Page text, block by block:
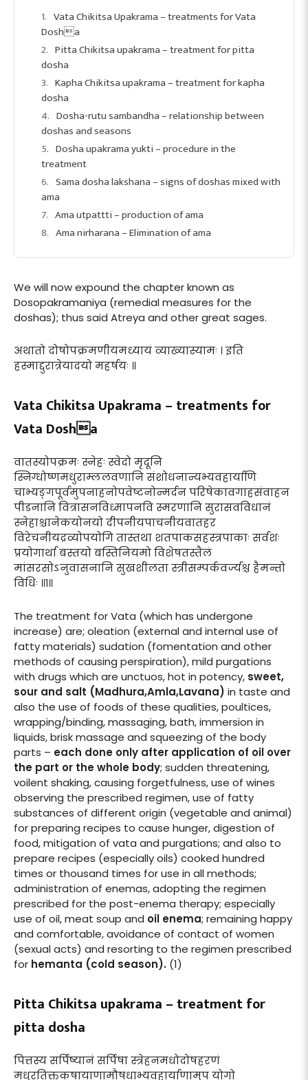
Vata Chikitsa Upakrama – treatments for Vata
Dosha
Pitta Chikitsa upakrama – treatment for pitta
dosha
Kapha Chikitsa upakrama – treatment for kapha
dosha
Dosha-rutu sambandha – relationship between
doshas and seasons
Dosha upakrama yukti – procedure in the
treatment
Sama dosha lakshana – signs of doshas mixed with
ama
Ama utpattti – production of ama
Ama nirharana – Elimination of ama
We will now expound the chapter known as
Dosopakramaniya (remedial measures for the
doshas); thus said Atreya and other great sages.
अथातो दोषोपक्रमणीयमध्यायं व्याख्यास्यामः । इति
हस्माद्दुरात्रेयादयो महर्षयः ॥
Vata Chikitsa Upakrama – treatments for
Vata Dosha
वातस्योपक्रमः स्नेहः स्वेदो मृदूनि
स्निग्धोष्णमधुराम्ललवणानि संशोधनान्यभ्यवहार्याणि
चाभ्यङ्गपूर्वमुपनाहनोपवेष्टनोन्मर्दन परिषेकावगाहसंवाहन
पीडनानि वित्रासनविध्मापनवि स्मरणानि सुरासवविधानं
स्नेहाश्चानेकयोनयो दीपनीयपाचनीयवातहर
विरेचनीयद्रव्योपयोगि तास्तथा शतपाकसहस्त्रपाकाः सर्वशः
प्रयोगार्था बस्तयो बस्तिनियमो विशेषतस्तैलं
मांसरसोऽनुवासनानि सुखशीलता स्त्रीसम्पर्कवर्ज्यश्च हैमन्तो
विधिः ॥१॥
The treatment for Vata (which has undergone
increase) are; oleation (external and internal use of
fatty materials) sudation (fomentation and other
methods of causing perspiration), mild purgations
with drugs which are unctuos, hot in potency, sweet,
sour and salt (Madhura,Amla,Lavana) in taste and
also the use of foods of these qualities, poultices,
wrapping/binding, massaging, bath, immersion in
liquids, brisk massage and squeezing of the body
parts – each done only after application of oil over
the part or the whole body; sudden threatening,
voilent shaking, causing forgetfulness, use of wines
observing the prescribed regimen, use of fatty
substances of different origin (vegetable and animal)
for preparing recipes to cause hunger, digestion of
food, mitigation of vata and purgations; and also to
prepare recipes (especially oils) cooked hundred
times or thousand times for use in all methods;
administration of enemas, adopting the regimen
prescribed for the post-enema therapy; especially
use of oil, meat soup and oil enema; remaining happy
and comfortable, avoidance of contact of women
(sexual acts) and resorting to the regimen prescribed
for hemanta (cold season). (1)
Pitta Chikitsa upakrama – treatment for
pitta dosha
पित्तस्य सर्पिष्यानं सर्पिषा स्त्रेहनमधोदोषहरणं
मधुरतिक्तकषायाणामौषधाभ्यवहार्याणामुप योगो